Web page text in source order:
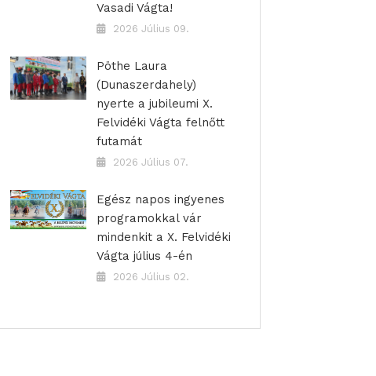
Vasadi Vágta!
2026 Július 09.
Pöthe Laura
(Dunaszerdahely)
nyerte a jubileumi X.
Felvidéki Vágta felnőtt
futamát
2026 Július 07.
Egész napos ingyenes
programokkal vár
mindenkit a X. Felvidéki
Vágta július 4-én
2026 Július 02.